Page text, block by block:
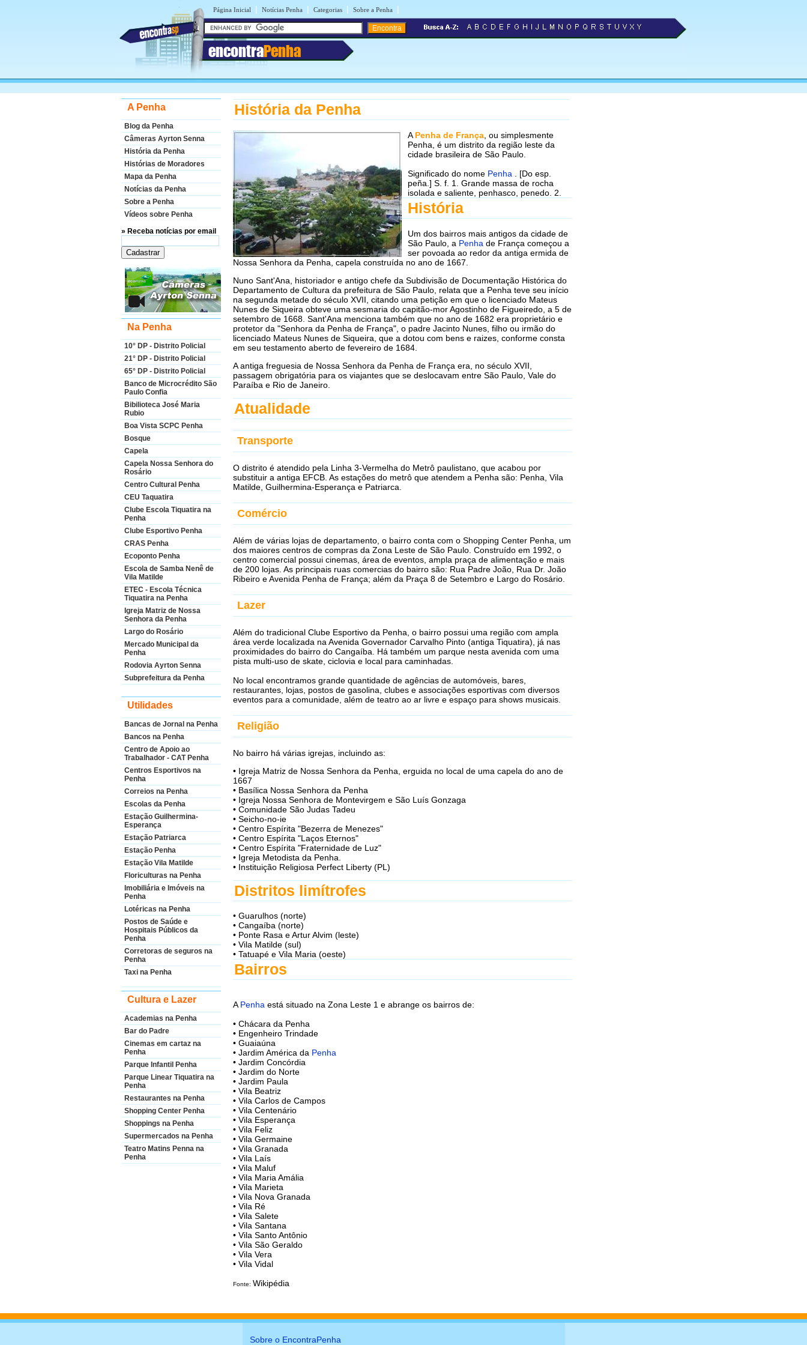
Página Inicial | Notícias Penha | Categorias | Sobre a Penha |
encontraPenha
A Penha
Blog da Penha
Câmeras Ayrton Senna
História da Penha
Histórias de Moradores
Mapa da Penha
Notícias da Penha
Sobre a Penha
Vídeos sobre Penha
» Receba notícias por email
Na Penha
10° DP - Distrito Policial
21° DP - Distrito Policial
65° DP - Distrito Policial
Banco de Microcrédito São
Paulo Confia
Bibilioteca José Maria
Rubio
Boa Vista SCPC Penha
Bosque
Capela
Capela Nossa Senhora do
Rosário
Centro Cultural Penha
CEU Taquatira
Clube Escola Tiquatira na
Penha
Clube Esportivo Penha
CRAS Penha
Ecoponto Penha
Escola de Samba Nenê de
Vila Matilde
ETEC - Escola Técnica
Tiquatira na Penha
Igreja Matriz de Nossa
Senhora da Penha
Largo do Rosário
Mercado Municipal da
Penha
Rodovia Ayrton Senna
Subprefeitura da Penha
Utilidades
Bancas de Jornal na Penha
Bancos na Penha
Centro de Apoio ao
Trabalhador - CAT Penha
Centros Esportivos na
Penha
Correios na Penha
Escolas da Penha
Estação Guilhermina-
Esperança
Estação Patriarca
Estação Penha
Estação Vila Matilde
Floriculturas na Penha
Imobiliária e Imóveis na
Penha
Lotéricas na Penha
Postos de Saúde e
Hospitais Públicos da
Penha
Corretoras de seguros na
Penha
Taxi na Penha
Cultura e Lazer
Academias na Penha
Bar do Padre
Cinemas em cartaz na
Penha
Parque Infantil Penha
Parque Linear Tiquatira na
Penha
Restaurantes na Penha
Shopping Center Penha
Shoppings na Penha
Supermercados na Penha
Teatro Matins Penna na
Penha
História da Penha
A Penha de França , ou simplesmente
Penha, é um distrito da região leste da
cidade brasileira de São Paulo.
Significado do nome Penha . [Do esp.
peña.] S. f. 1. Grande massa de rocha
isolada e saliente, penhasco, penedo. 2.
História
Um dos bairros mais antigos da cidade de
São Paulo, a Penha de França começou a
ser povoada ao redor da antiga ermida de
Nossa Senhora da Penha, capela construída no ano de 1667.
Nuno Sant'Ana, historiador e antigo chefe da Subdivisão de Documentação Histórica do
Departamento de Cultura da prefeitura de São Paulo, relata que a Penha teve seu início
na segunda metade do século XVII, citando uma petição em que o licenciado Mateus
Nunes de Siqueira obteve uma sesmaria do capitão-mor Agostinho de Figueiredo, a 5 de
setembro de 1668. Sant'Ana menciona também que no ano de 1682 era proprietário e
protetor da "Senhora da Penha de França", o padre Jacinto Nunes, filho ou irmão do
licenciado Mateus Nunes de Siqueira, que a dotou com bens e raizes, conforme consta
em seu testamento aberto de fevereiro de 1684.
A antiga freguesia de Nossa Senhora da Penha de França era, no século XVII,
passagem obrigatória para os viajantes que se deslocavam entre São Paulo, Vale do
Paraíba e Rio de Janeiro.
Atualidade
Transporte
O distrito é atendido pela Linha 3-Vermelha do Metrô paulistano, que acabou por
substituir a antiga EFCB. As estações do metrô que atendem a Penha são: Penha, Vila
Matilde, Guilhermina-Esperança e Patriarca.
Comércio
Além de várias lojas de departamento, o bairro conta com o Shopping Center Penha, um
dos maiores centros de compras da Zona Leste de São Paulo. Construído em 1992, o
centro comercial possui cinemas, área de eventos, ampla praça de alimentação e mais
de 200 lojas. As principais ruas comercias do bairro são: Rua Padre João, Rua Dr. João
Ribeiro e Avenida Penha de França; além da Praça 8 de Setembro e Largo do Rosário.
Lazer
Além do tradicional Clube Esportivo da Penha, o bairro possui uma região com ampla
área verde localizada na Avenida Governador Carvalho Pinto (antiga Tiquatira), já nas
proximidades do bairro do Cangaíba. Há também um parque nesta avenida com uma
pista multi-uso de skate, ciclovia e local para caminhadas.
No local encontramos grande quantidade de agências de automóveis, bares,
restaurantes, lojas, postos de gasolina, clubes e associações esportivas com diversos
eventos para a comunidade, além de teatro ao ar livre e espaço para shows musicais.
Religião
No bairro há várias igrejas, incluindo as:
• Igreja Matriz de Nossa Senhora da Penha, erguida no local de uma capela do ano de
1667
• Basílica Nossa Senhora da Penha
• Igreja Nossa Senhora de Montevirgem e São Luís Gonzaga
• Comunidade São Judas Tadeu
• Seicho-no-ie
• Centro Espírita "Bezerra de Menezes"
• Centro Espírita "Laços Eternos"
• Centro Espírita "Fraternidade de Luz"
• Igreja Metodista da Penha.
• Instituição Religiosa Perfect Liberty (PL)
Distritos limítrofes
• Guarulhos (norte)
• Cangaíba (norte)
• Ponte Rasa e Artur Alvim (leste)
• Vila Matilde (sul)
• Tatuapé e Vila Maria (oeste)
Bairros
A Penha está situado na Zona Leste 1 e abrange os bairros de:
• Chácara da Penha
• Engenheiro Trindade
• Guaiaúna
• Jardim América da Penha
• Jardim Concórdia
• Jardim do Norte
• Jardim Paula
• Vila Beatriz
• Vila Carlos de Campos
• Vila Centenário
• Vila Esperança
• Vila Feliz
• Vila Germaine
• Vila Granada
• Vila Laís
• Vila Maluf
• Vila Maria Amália
• Vila Marieta
• Vila Nova Granada
• Vila Ré
• Vila Salete
• Vila Santana
• Vila Santo Antônio
• Vila São Geraldo
• Vila Vera
• Vila Vidal
Fonte: Wikipédia
Sobre o EncontraPenha